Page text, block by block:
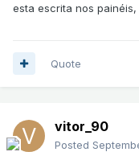
esta escrita nos
Quote
vitor_90
Posted